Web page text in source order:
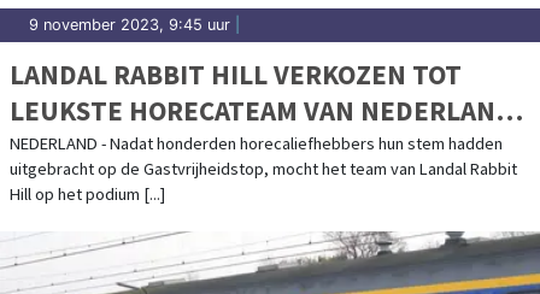
9 november 2023, 9:45 uur
LANDAL RABBIT HILL VERKOZEN TOT
LEUKSTE HORECATEAM VAN NEDERLAND
2023
NEDERLAND - Nadat honderden horecaliefhebbers hun stem hadden
uitgebracht op de Gastvrijheidstop, mocht het team van Landal Rabbit
Hill op het podium [...]